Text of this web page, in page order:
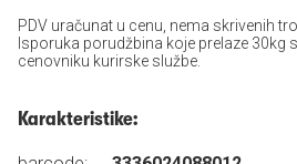
PDV uračunat u cenu, nema skrivenih
Isporuka porudžbina koje prelaze 30kg
cenovniku kurirske službe.
Karakteristike: